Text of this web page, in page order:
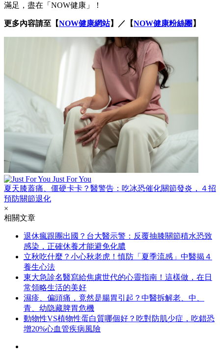
滿足，盡在「NOW健康」！
更多內容請至【NOW健康網站】／【NOW健康粉絲團 】
Just For You
夏天膝蓋痛、僵硬卡卡？醫警告：吃冰恐催化關節發炎，４招
預防關節退化
×
相關文章
退休瘋跟團出國？台大醫示警：反覆抽膝關節積水恐致
感染，正確休養才能避免化膿
立秋吃什麼？小心秋老虎！慎防「夏季流感」中醫揭４
養生心法
東大急診名醫寫給焦慮世代的心靈指南！這樣做，在日
常領略生活的美好
濕疹、偏頭痛，竟然是腸胃引起？中醫拆解老、中、
青、幼隐藏脾胃危機
動物性VS植物性蛋白質哪個好？吃對防肌少症，吃錯恐
增20%心血管疾病風險